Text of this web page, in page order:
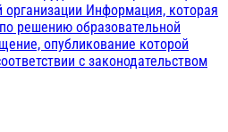
организации Информация, которая
решению образовательной
опубликование которой
с законодательством